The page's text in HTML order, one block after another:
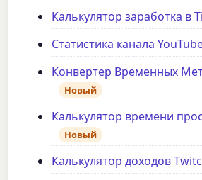
Калькулятор заработка в
Статистика канала
Конвертер Временных
Новый
Калькулятор времени
Новый
Калькулятор доходов